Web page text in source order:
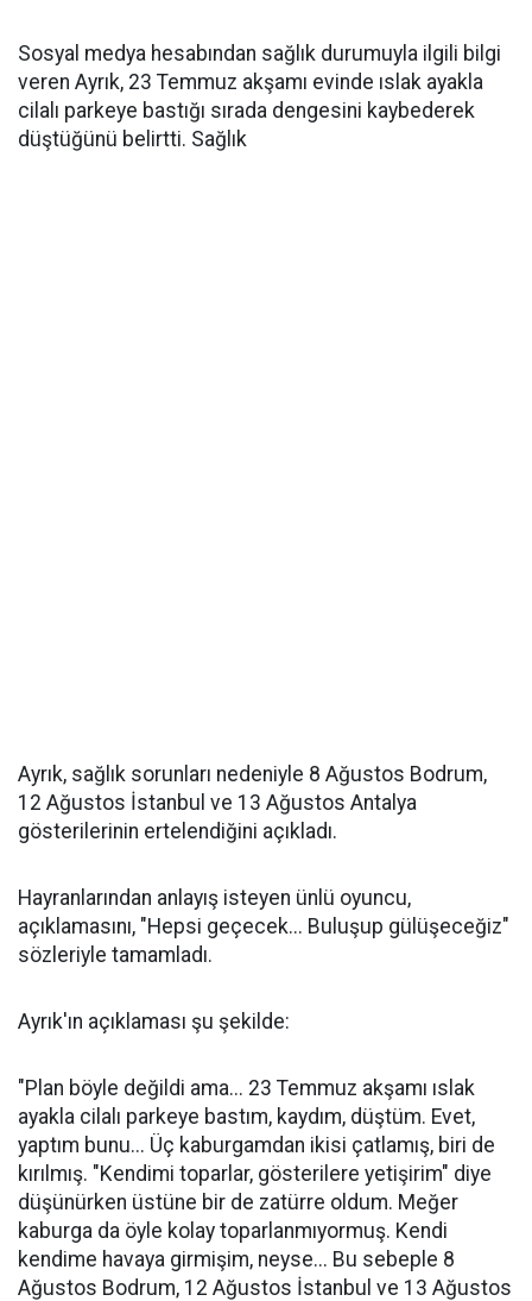
Sosyal medya hesabından sağlık durumuyla ilgili bilgi
veren Ayrık, 23 Temmuz akşamı evinde ıslak ayakla
cilalı parkeye bastığı sırada dengesini kaybederek
düştüğünü belirtti. Sağlık
Ayrık, sağlık sorunları nedeniyle 8 Ağustos Bodrum,
12 Ağustos İstanbul ve 13 Ağustos Antalya
gösterilerinin ertelendiğini açıkladı.
Hayranlarından anlayış isteyen ünlü oyuncu,
açıklamasını, "Hepsi geçecek... Buluşup gülüşeceğiz"
sözleriyle tamamladı.
Ayrık'ın açıklaması şu şekilde:
"Plan böyle değildi ama... 23 Temmuz akşamı ıslak
ayakla cilalı parkeye bastım, kaydım, düştüm. Evet,
yaptım bunu... Üç kaburgamdan ikisi çatlamış, biri de
kırılmış. "Kendimi toparlar, gösterilere yetişirim" diye
düşünürken üstüne bir de zatürre oldum. Meğer
kaburga da öyle kolay toparlanmıyormuş. Kendi
kendime havaya girmişim, neyse... Bu sebeple 8
Ağustos Bodrum, 12 Ağustos İstanbul ve 13 Ağustos